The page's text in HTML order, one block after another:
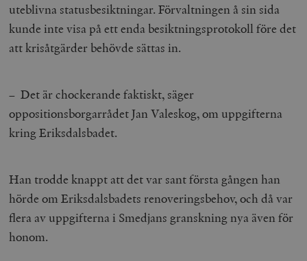
uteblivna statusbesiktningar. Förvaltningen å sin sida
kunde inte visa på ett enda besiktningsprotokoll före det
att krisåtgärder behövde sättas in.
– Det är chockerande faktiskt, säger
oppositionsborgarrådet Jan Valeskog, om uppgifterna
kring Eriksdalsbadet.
Han trodde knappt att det var sant första gången han
hörde om Eriksdalsbadets renoveringsbehov, och då var
flera av uppgifterna i Smedjans granskning nya även för
honom.